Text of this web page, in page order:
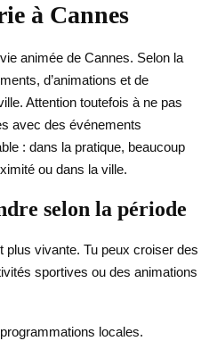
à Cannes
animée de Cannes. Selon la
d’animations et de
Attention toutefois à ne pas
avec des événements
: dans la pratique, beaucoup
ou dans la ville.
selon la période
plus vivante. Tu peux croiser des
sportives ou des animations
locales.